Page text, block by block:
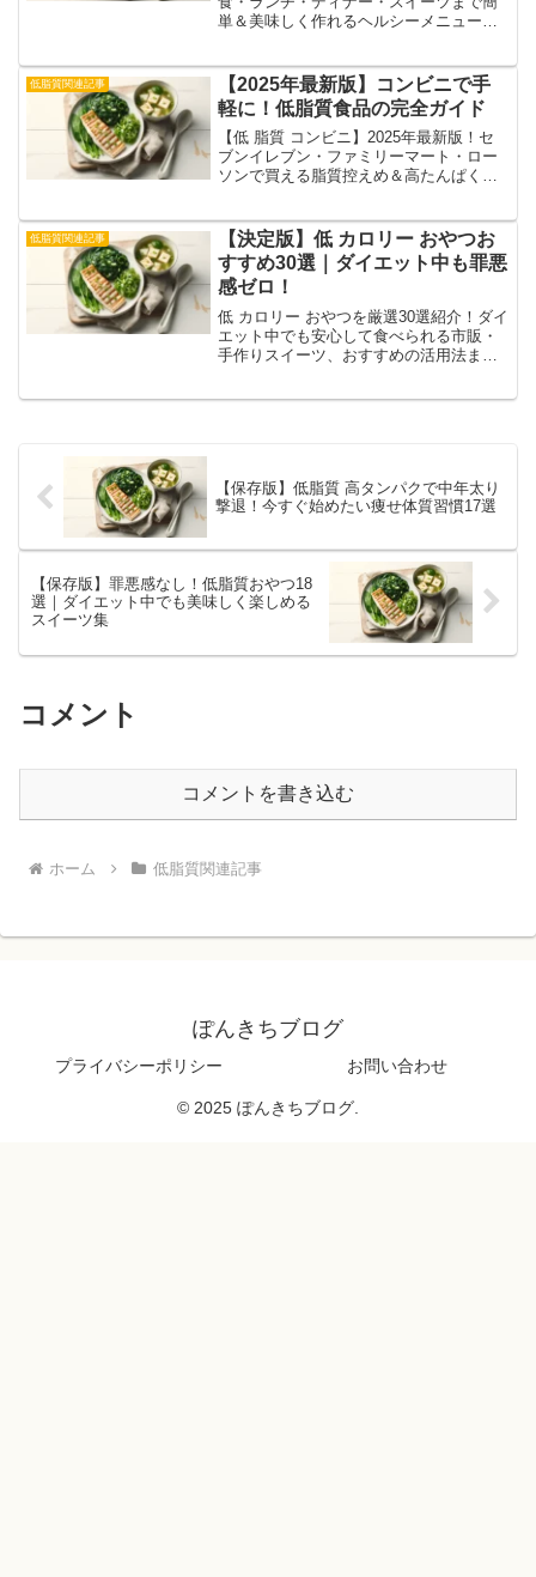
単＆美味しく作れるヘルシーメニュー
低脂質関連記事
【2025年最新版】コンビニで手
軽に！低脂質食品の完全ガイド
【低 脂質 コンビニ】2025年最新版！セ
ブンイレブン・ファミリーマート・ロー
ソンで買える脂質控えめ＆高たんぱくな
低脂質関連記事
【決定版】低 カロリー おやつお
すすめ30選｜ダイエット中も罪悪
感ゼロ！
低 カロリー おやつを厳選30選紹介！ダイ
エット中でも安心して食べられる市販・
手作りスイーツ、おすすめの活用法まで
【保存版】低脂質 高タンパクで中年太り
撃退！今すぐ始めたい痩せ体質習慣17選
【保存版】罪悪感なし！低脂質おやつ18
選｜ダイエット中でも美味しく楽しめる
スイーツ集
コメント
コメントを書き込む
ホーム 低脂質関連記事
ぽんきちブログ
プライバシーポリシー お問い合わせ
© 2025 ぽんきちブログ.